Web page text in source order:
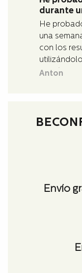
durante
He
una
con los
recibí muy
Anton
Envío